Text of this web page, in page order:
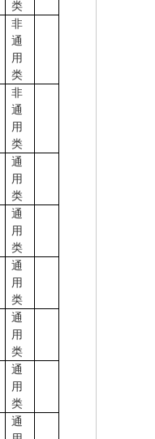
类
非
通
用
类
非
通
用
类
通
用
类
通
用
类
通
用
类
通
用
类
通
用
类
通